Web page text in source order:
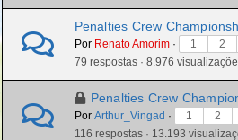
Penalties Crew
Por Renato Amorim· 1 2
79 respostas · 8.976
Penalties Crew
Por Arthur_Vingad · 1 2
116 respostas · 13.193